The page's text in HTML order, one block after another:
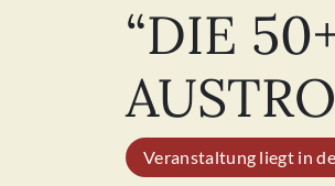
“DIE
Veranstaltung liegt in